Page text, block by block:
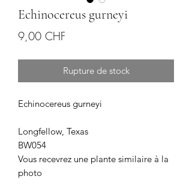
Echinocereus gurneyi
9,00 CHF
Rupture de stock
Echinocereus gurneyi
Longfellow, Texas
BW054
Vous recevrez une plante similaire à la
photo